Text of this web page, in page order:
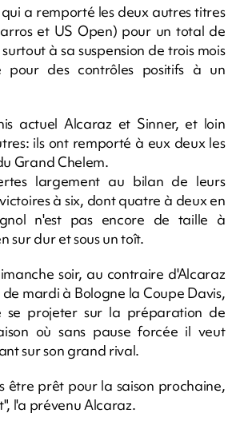
a remporté les deux autres titres
et US Open) pour un total de
à sa suspension de trois mois
pour des contrôles positifs à un
actuel Alcaraz et Sinner, et loin
ils ont remporté à eux deux les
Grand Chelem.
largement au bilan de leurs
à six, dont quatre à deux en
n'est pas encore de taille à
sur dur et sous un toît.
soir, au contraire d'Alcaraz
mardi à Bologne la Coupe Davis,
se projeter sur la préparation de
où sans pause forcée il veut
sur son grand rival.
être prêt pour la saison prochaine,
l'a prévenu Alcaraz.